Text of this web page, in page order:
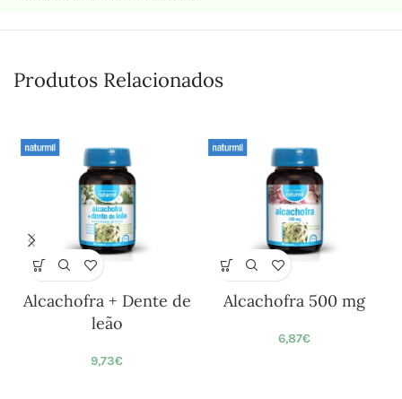
Produtos Relacionados
Alcachofra + Dente de
leão
9,73€
Alcachofra 500 mg
6,87€